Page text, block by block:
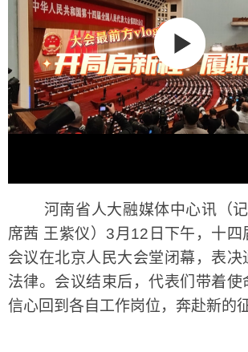
河南省人大融媒体中心讯（记
席茜 王紫仪）3月12日下午，十四
会议在北京人民大会堂闭幕，表决
法律。会议结束后，代表们带着使
信心回到各自工作岗位，奔赴新的征